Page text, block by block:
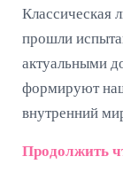
Классическая
прошли
актуальными
формируют
внутренний
размышлений.
Продолжить